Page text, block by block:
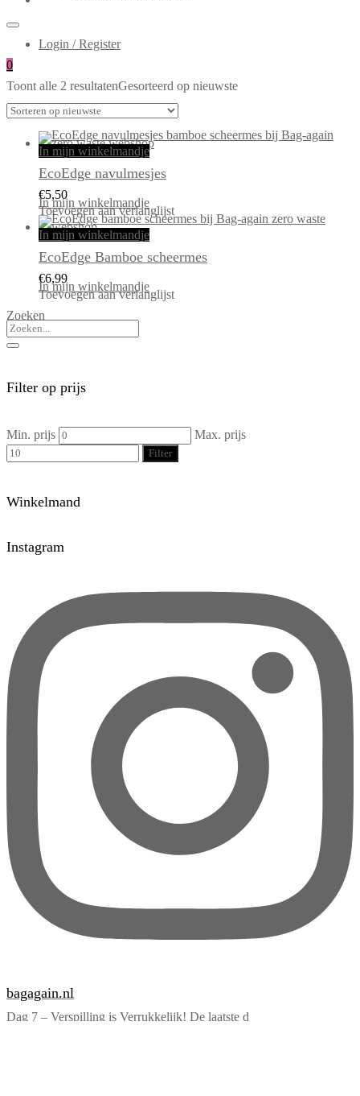
Login / Register
0
Toont alle 2 resultatenGesorteerd op nieuwste
In mijn winkelmandje
EcoEdge navulmesjes
€5,50
In mijn winkelmandje
Toevoegen aan verlanglijst
In mijn winkelmandje
EcoEdge Bamboe scheermes
€6,99
In mijn winkelmandje
Toevoegen aan verlanglijst
Zoeken
Filter op prijs
Min. prijs Max. prijs
Filter
Winkelmand
Instagram
bagagain.nl
Dag 7 – Verspilling is Verrukkelijk! De laatste d